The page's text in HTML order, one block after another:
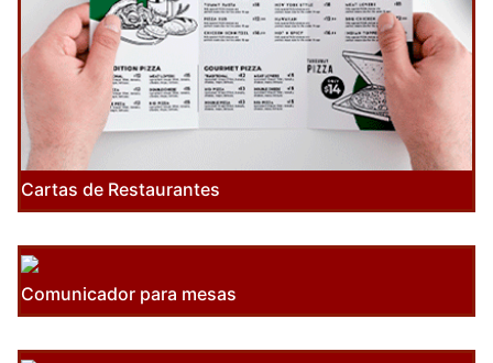
Cartas de Restaurantes
Comunicador para mesas